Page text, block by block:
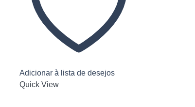
Adicionar à lista de desejos
Quick View